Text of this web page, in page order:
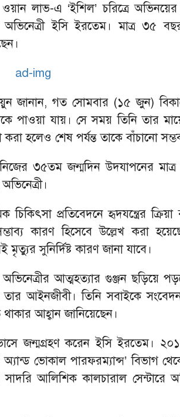
লাভ-এ ‘ইশিল’ চরিত্রে অভিনয়ের
ইসি ইরতেম। মাত্র ৩৫
জানান, গত সোমবার (১৫ জুন)
পাওয়া যায়। সে সময় তিনি তার
করা হলেও শেষ পর্যন্ত তাকে বাঁচানো
৩৫তম জন্মদিন উদযাপনের
প্রতিবেদনে হৃদযন্ত্রের ক্রিয়া
কারণ হিসেবে উল্লেখ করা
সুনির্দিষ্ট কারণ জানা যাবে।
আত্মহত্যার গুঞ্জন ছড়িয়ে
তার আইনজীবী। তিনি সবাইকে
আহ্বান জানিয়েছেন।
জন্মগ্রহণ করেন ইসি ইরতেম।
অ্যান্ড ভোকাল পারফরম্যান্স’ বিভাগ
সাদরি আলিশিক কালচারাল সেন্টারে